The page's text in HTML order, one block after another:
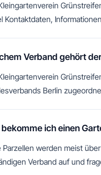
Kontaktdaten,
Verband gehört
Berlin
ich einen
Parzellen werden meist
Verband auf und